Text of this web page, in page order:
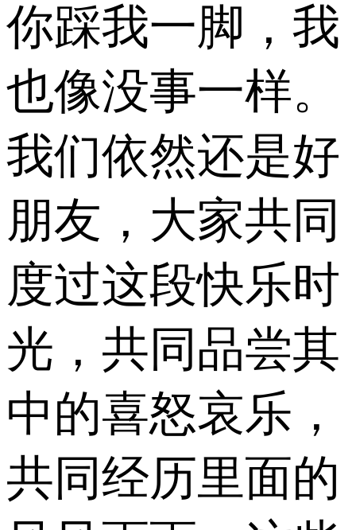
你踩我一脚，我
也像没事一样。
我们依然还是好
朋友，大家共同
度过这段快乐时
光，共同品尝其
中的喜怒哀乐，
共同经历里面的